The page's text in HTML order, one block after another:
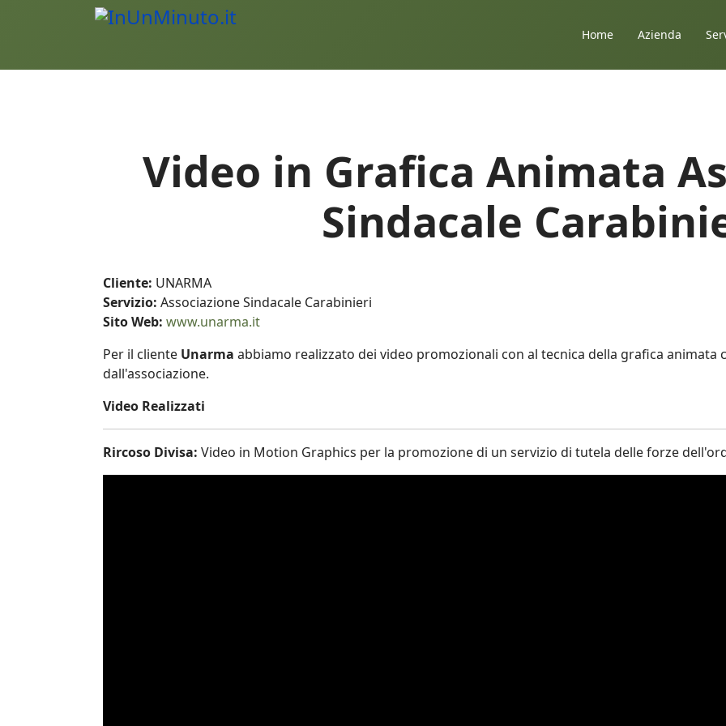
Home Azienda
Video in Grafica Animata
Sindacale
Cliente: UNARMA
Servizio: Associazione Sindacale Carabinieri
Sito Web: www.unarma.it
Per il cliente Unarma abbiamo realizzato dei video promozionali con al tecnica della grafica
dall'associazione.
Video Realizzati
Rircoso Divisa: Video in Motion Graphics per la promozione di un servizio di tutela delle forze